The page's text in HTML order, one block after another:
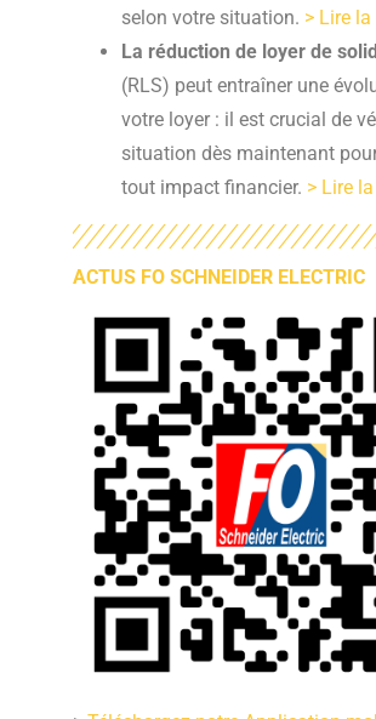
selon votre situation. > Lire
La réduction de loyer de
(RLS) peut entraîner une
votre loyer : il est crucial de
situation dès maintenant
tout impact financier. > Lire
ACTUS FO SCHNEIDER ELECTRIC